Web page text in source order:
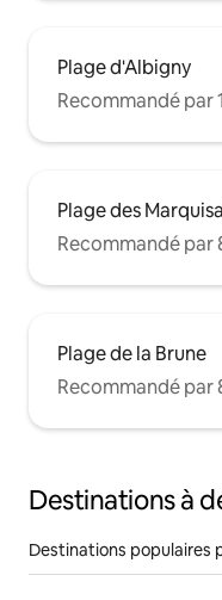
Plage d'Albigny
Recommandé par
Plage des
Recommandé par
Plage de la Brune
Recommandé par
Destinations à
Destinations populaires